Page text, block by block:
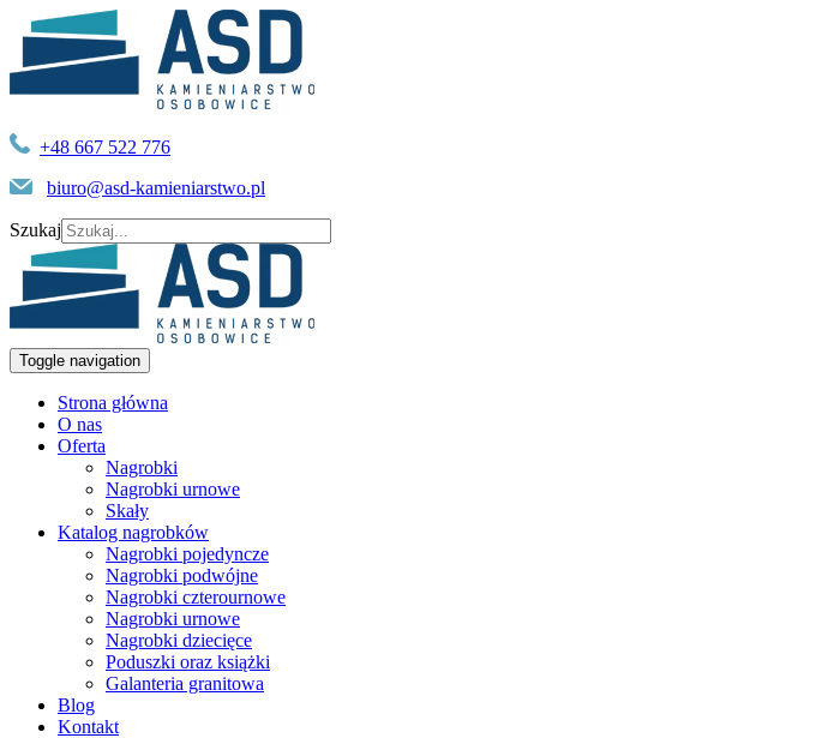
+48 667 522 776
biuro@asd-kamieniarstwo.pl
Szukaj
Toggle navigation
Strona główna
O nas
Oferta
Nagrobki
Nagrobki urnowe
Skały
Katalog nagrobków
Nagrobki pojedyncze
Nagrobki podwójne
Nagrobki czterournowe
Nagrobki urnowe
Nagrobki dziecięce
Poduszki oraz książki
Galanteria granitowa
Blog
Kontakt